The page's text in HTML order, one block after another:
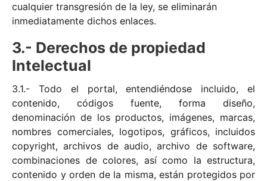
cualquier transgresión de la ley, se eliminarán
inmediatamente dichos enlaces.
3.- Derechos de propiedad
Intelectual
3.1.- Todo el portal, entendiéndose incluido, el
contenido, códigos fuente, forma diseño,
denominación de los productos, imágenes, marcas,
nombres comerciales, logotipos, gráficos, incluidos
copyright, archivos de audio, archivo de software,
combinaciones de colores, así como la estructura,
contenido y orden de la misma, están protegidos por